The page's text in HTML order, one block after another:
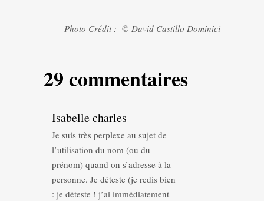
Photo Crédit : © David Castillo Dominici
29 commentaires
Isabelle charles
Je suis très perplexe au sujet de
l’utilisation du nom (ou du
prénom) quand on s’adresse à la
personne. Je déteste (je redis bien
: je déteste ! j’ai immédiatement